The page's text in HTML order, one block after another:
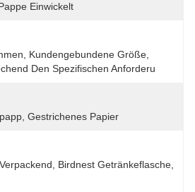
Einwickelt
Kundengebundene Größe,
Den Spezifischen Anforderu
Gestrichenes Papier
Birdnest Getränkeflasche,